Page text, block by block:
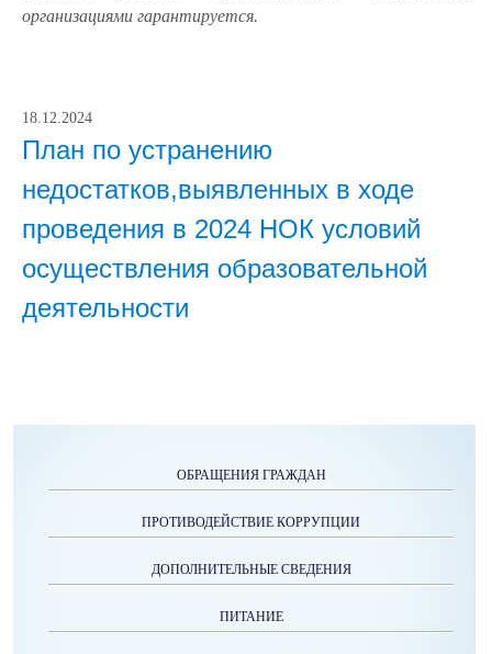
организациями гарантируется.
18.12.2024
План по устранению
недостатков,выявленных в ходе
проведения в 2024 НОК условий
осуществления образовательной
деятельности
ОБРАЩЕНИЯ ГРАЖДАН
ПРОТИВОДЕЙСТВИЕ КОРРУПЦИИ
ДОПОЛНИТЕЛЬНЫЕ СВЕДЕНИЯ
ПИТАНИЕ